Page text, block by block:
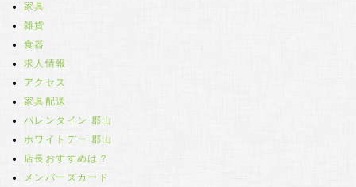
家具
雑貨
食器
求人情報
アクセス
家具配送
バレンタイン 郡山
ホワイトデー 郡山
店長おすすめは？
メンバーズカード